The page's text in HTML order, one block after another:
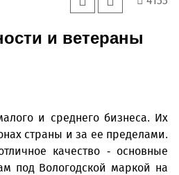
и ветераны
и среднего бизнеса. Их
страны и за ее пределами.
качество - основные
под Вологодской маркой на